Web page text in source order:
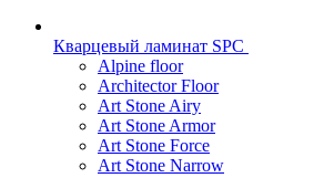
Кварцевый ламинат SPC
Alpine floor
Architector Floor
Art Stone Airy
Art Stone Armor
Art Stone Force
Art Stone Narrow